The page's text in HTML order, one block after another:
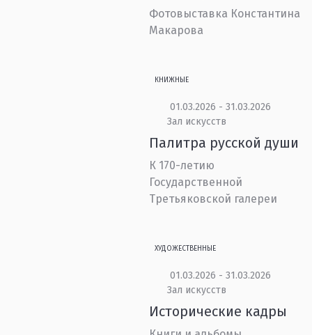
Фотовыставка Константина
Макарова
КНИЖНЫЕ
01.03.2026 - 31.03.2026
Зал искусств
Палитра русской души
К 170-летию
Государственной
Третьяковской галереи
ХУДОЖЕСТВЕННЫЕ
01.03.2026 - 31.03.2026
Зал искусств
Исторические кадры